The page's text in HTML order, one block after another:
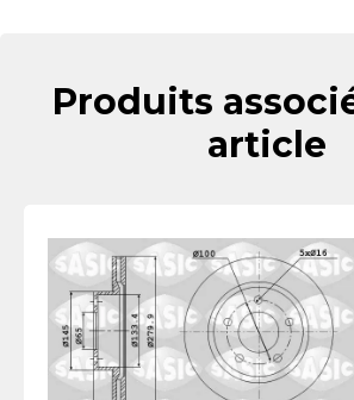
Produits
article